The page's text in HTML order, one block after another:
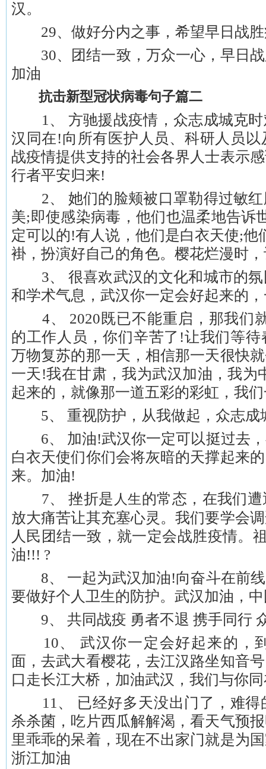
汉。
29、做好分内之事，希望早日战胜
30、团结一致，万众一心，早日战
加油
抗击新型冠状病毒句子篇二
1、 方驰援战疫情，众志成城克时
汉同在!向所有医护人员、科研人员
战疫情提供支持的社会各界人士表示
行者平安归来!
2、 她们的脸颊被口罩勒得过敏红
美;即使感染病毒，他们也温柔地告诉
定可以的!有人说，他们是白衣天使;他
褂，扮演好自己的角色。樱花烂漫时
3、 很喜欢武汉的文化和城市的氛
和学术气息，武汉你一定会好起来的
4、 2020既已不能重启，那我们
的工作人员，你们辛苦了!让我们等
万物复苏的那一天，相信那一天很快
一天!我在甘肃，我为武汉加油，我为
起来的，就像那一道五彩的彩虹，我
5、 重视防护，从我做起，众志成
6、 加油!武汉你一定可以挺过去，
白衣天使们你们会将灰暗的天撑起来
来。加油!
7、 挫折是 人生的常态，在我们
放大痛苦让其充塞心灵。我们要学会
人民团结一致，就一定会战胜疫情。
油!!! ?
8、 一起为武汉加油!向奋斗在前线
要做好个人卫生的防护。武汉加油，
9、 共同战疫 勇者不退 携手同行
10、 武汉你一定会好起来的，
面，去武大看樱花，去江汉路坐知音
口走长江大桥，加油武汉，我们与你
11、 已经好多天没出门了，难得
杀杀菌，吃片西瓜解解渴，看天气预
里乖乖的呆着，现在不出家门就是为
浙江加油